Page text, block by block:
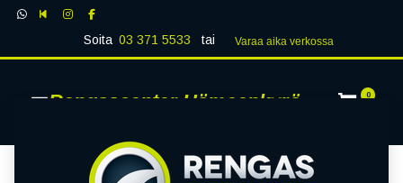
Soita 03 371 5533 tai Varaa aika verk​​​​ossa
Rengascenter Hämeenkyrö 0